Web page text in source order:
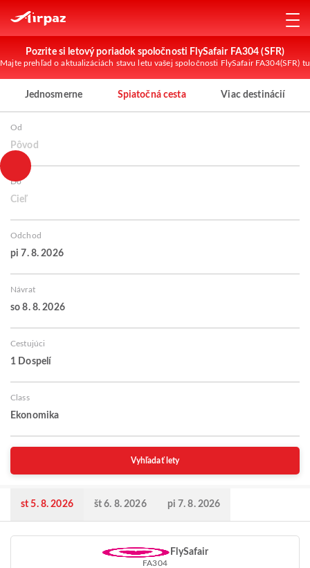
Pozrite si letový poriadok spoločnosti FlySafair FA304 (SFR)
Majte prehľad o aktualizáciách stavu letu vašej spoločnosti FlySafair FA304(SFR) tu
Jednosmerne Spiatočná cesta Viac destinácií
Od
Pôvod
Do
Cieľ
Odchod
pi 7. 8. 2026
Návrat
so 8. 8. 2026
Cestujúci
1 Dospelí
Class
Ekonomika
Vyhľadať lety
st 5. 8. 2026 št 6. 8. 2026 pi 7. 8. 2026
FlySafair
FA304